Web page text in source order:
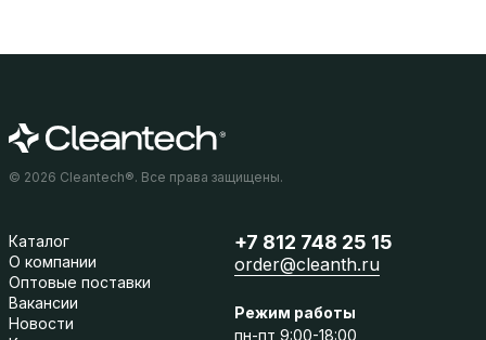
© 2026 Cleantech®. Все права защищены.
Каталог
О компании
Оптовые поставки
Вакансии
Новости
+7 812 748 25 15
order@cleanth.ru
Режим работы
пн-пт 9:00-18:00